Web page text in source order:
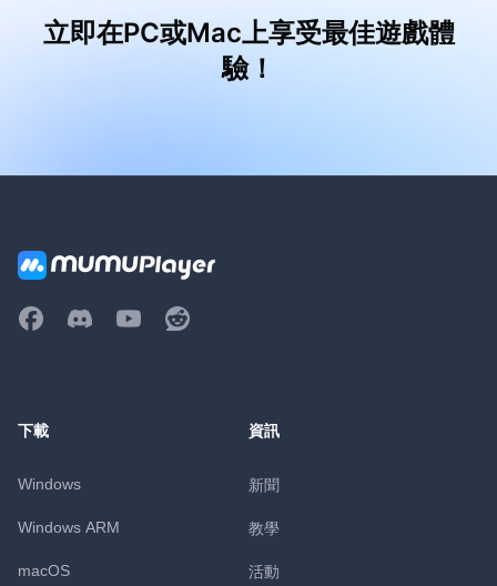
立即在PC或Mac上享受最佳遊戲體
驗！
下載
Windows
Windows ARM
macOS
資訊
新聞
教學
活動